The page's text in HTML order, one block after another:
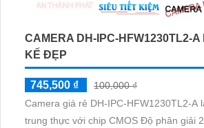
CAMERA DH-IPC-HFW1230TL2-A
KẾ ĐẸP
745,500 ₫
100,000 ₫
Camera giá rẻ DH-IPC-HFW1230TL2-A
trung thực với chip CMOS Độ phân giải